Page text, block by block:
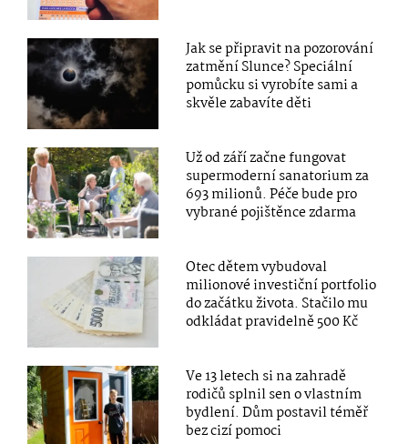
Jak se připravit na pozorování
zatmění Slunce? Speciální
pomůcku si vyrobíte sami a
skvěle zabavíte děti
Už od září začne fungovat
supermoderní sanatorium za
693 milionů. Péče bude pro
vybrané pojištěnce zdarma
Otec dětem vybudoval
milionové investiční portfolio
do začátku života. Stačilo mu
odkládat pravidelně 500 Kč
Ve 13 letech si na zahradě
rodičů splnil sen o vlastním
bydlení. Dům postavil téměř
bez cizí pomoci